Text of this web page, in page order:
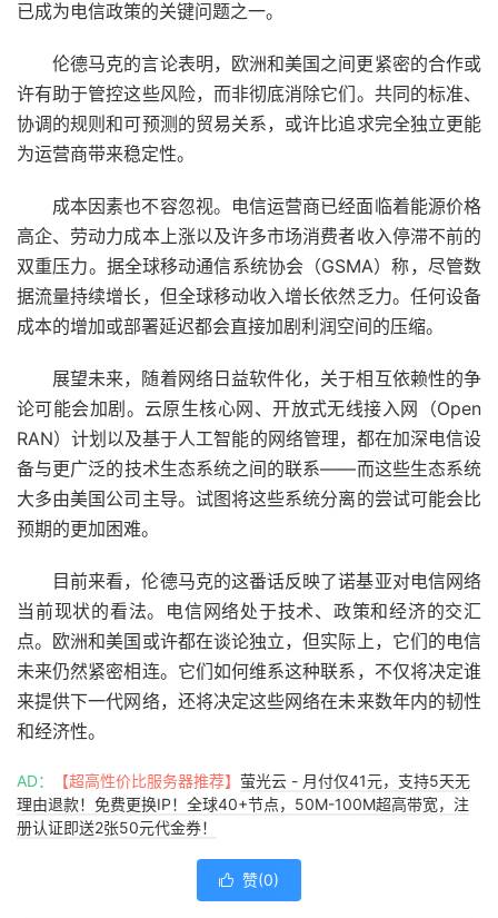
已成为电信政策的关键问题之一。
伦德马克的言论表明，欧洲和美国之间更紧密的合作或
许有助于管控这些风险，而非彻底消除它们。共同的标准、
协调的规则和可预测的贸易关系，或许比追求完全独立更能
为运营商带来稳定性。
成本因素也不容忽视。电信运营商已经面临着能源价格
高企、劳动力成本上涨以及许多市场消费者收入停滞不前的
双重压力。据全球移动通信系统协会（GSMA）称，尽管数
据流量持续增长，但全球移动收入增长依然乏力。任何设备
成本的增加或部署延迟都会直接加剧利润空间的压缩。
展望未来，随着网络日益软件化，关于相互依赖性的争
论可能会加剧。云原生核心网、开放式无线接入网（Open
RAN）计划以及基于人工智能的网络管理，都在加深电信设
备与更广泛的技术生态系统之间的联系——而这些生态系统
大多由美国公司主导。试图将这些系统分离的尝试可能会比
预期的更加困难。
目前来看，伦德马克的这番话反映了诺基亚对电信网络
当前现状的看法。电信网络处于技术、政策和经济的交汇
点。欧洲和美国或许都在谈论独立，但实际上，它们的电信
未来仍然紧密相连。它们如何维系这种联系，不仅将决定谁
来提供下一代网络，还将决定这些网络在未来数年内的韧性
和经济性。
AD： 【超高性价比服务器推荐】 萤光云 - 月付仅41元，支持5天无
理由退款！免费更换IP！全球40+节点，50M-100M超高带宽，注
册认证即送2张50元代金券！
 赞(0)